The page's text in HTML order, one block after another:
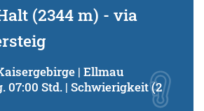
(2344 m) - via
| Ellmau
07:00 Std. | Schwierigkeit (2